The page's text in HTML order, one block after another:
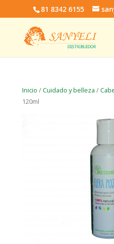
81 8342 6155
Inicio /Cuidado y belleza /
120ml